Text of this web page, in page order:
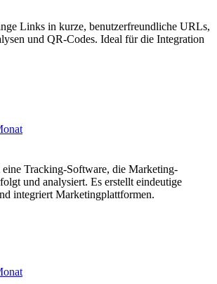
Links in kurze, benutzerfreundliche URLs,
und QR-Codes. Ideal für die Integration
Tracking-Software, die Marketing-
und analysiert. Es erstellt eindeutige
integriert Marketingplattformen.